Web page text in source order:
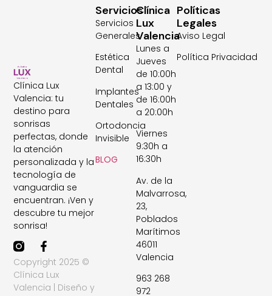
Clínica Lux
Valencia: tu
destino para
sonrisas
perfectas, donde
la atención
personalizada y la
tecnología de
vanguardia se
encuentran. ¡Ven y
descubre tu mejor
sonrisa!
Copyright 2025 ©
Clínica Lux
Valencia | Diseño y
Clínica
Lux
Valencia
Lunes a
Jueves
de 10:00h
a 13:00 y
de 16:00h
a 20:00h
Viernes
9:30h a
16:30h
Av. de la
Malvarrosa,
23,
Poblados
Marítimos
46011
Valencia
963 268
972
Servicios
Servicios
Generales
Estética
Dental
Implantes
Dentales
Ortodoncia
Invisible
BLOG
Políticas
Legales
Aviso Legal
Política Privacidad